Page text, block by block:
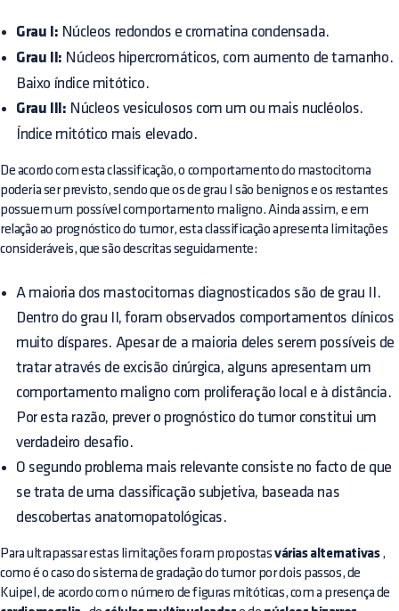
Grau I: Núcleos redondos e cromatina condensada.
Grau II: Núcleos hipercromáticos, com aumento de tamanho.
Baixo índice mitótico.
Grau III: Núcleos vesiculosos com um ou mais nucléolos.
Índice mitótico mais elevado.
De acordo com esta classificação, o comportamento do mastocitoma
poderia ser previsto, sendo que os de grau I são benignos e os restantes
possuem um possível comportamento maligno. Ainda assim, e em
relação ao prognóstico do tumor, esta classificação apresenta limitações
consideráveis, que são descritas seguidamente:
A maioria dos mastocitomas diagnosticados são de grau II.
Dentro do grau II, foram observados comportamentos clínicos
muito díspares. Apesar de a maioria deles serem possíveis de
tratar através de excisão cirúrgica, alguns apresentam um
comportamento maligno com proliferação local e à distância.
Por esta razão, prever o prognóstico do tumor constitui um
verdadeiro desafio.
O segundo problema mais relevante consiste no facto de que
se trata de uma classificação subjetiva, baseada nas
descobertas anatomopatológicas.
Para ultrapassar estas limitações foram propostas várias alternativas,
como é o caso do sistema de gradação do tumor por dois passos, de
Kuipel, de acordo com o número de figuras mitóticas, com a presença de